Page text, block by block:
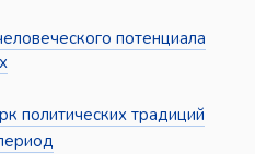
потенциала
политических традиций